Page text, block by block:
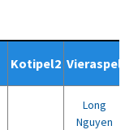
Kotipel2 Vieraspel
Long
Nguyen